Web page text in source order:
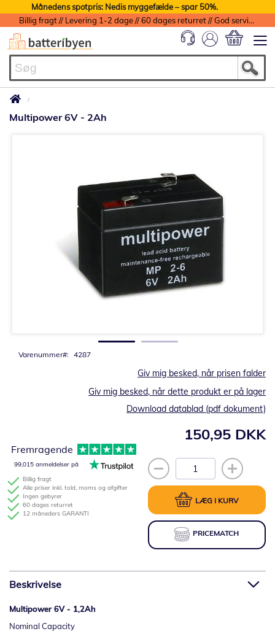
Månedens spotpris: Nedis myggefælde – spar 50%.
Billig fragt // Levering 1-2 dage // 60 dages returret // God service med garanti
Multipower 6V - 2Ah
Varenummer 4287
150,95 DKK
Giv mig besked, når prisen falder
Giv mig besked, når dette produkt er på lager
LÆG I KURV
PRICEMATCH
Billig fragt
Alle priser inkl. told, moms og afgifter
Ingen gebyrer
60 dages returret
12 måneders GARANTI
Fremragende
99,015 anmeldelser på
Download datablad (pdf dokument)
Beskrivelse
Multipower 6V - 1,2Ah
Nominal Capacity